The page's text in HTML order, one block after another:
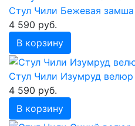
Стул Чили Бежевая замша
4 590 руб.
В корзину
Стул Чили Изумруд велюр
4 590 руб.
В корзину